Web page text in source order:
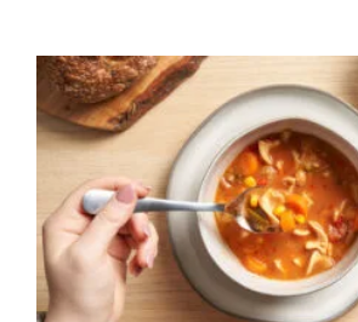
Que tal uma sopa
espantar o